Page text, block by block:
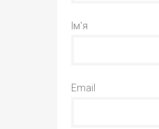
Ім'я
Email